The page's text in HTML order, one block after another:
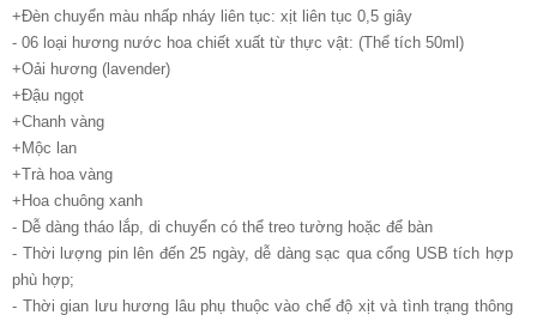
+Đèn chuyển màu nhấp nháy liên tục: xịt liên tục 0,5 giây
- 06 loại hương nước hoa chiết xuất từ thực vật: (Thể tích 50ml)
+Oải hương (lavender)
+Đậu ngọt
+Chanh vàng
+Mộc lan
+Trà hoa vàng
+Hoa chuông xanh
- Dễ dàng tháo lắp, di chuyển có thể treo tường hoặc để bàn
- Thời lượng pin lên đến 25 ngày, dễ dàng sạc qua cổng USB tích hợp
phù hợp;
- Thời gian lưu hương lâu phụ thuộc vào chế độ xịt và tình trạng thông